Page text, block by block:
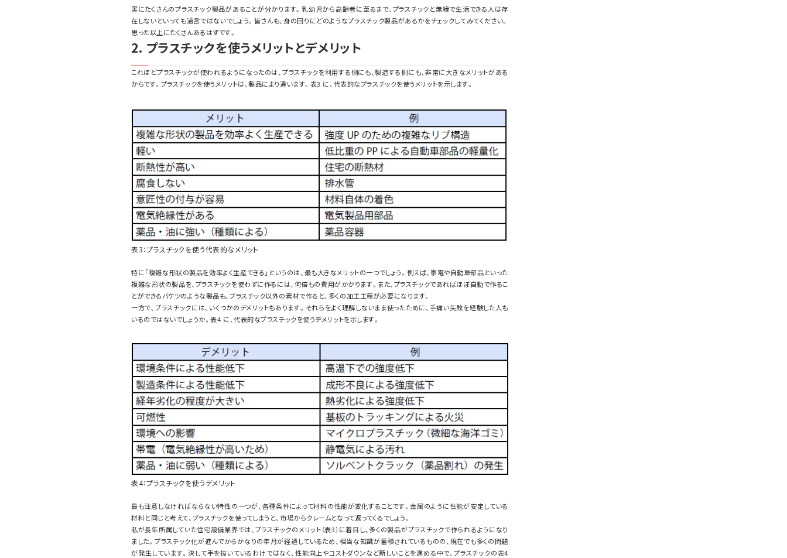
実にたくさんのプラスチック製品があることが分かります。乳幼児から高齢者に至るまで、プラスチックと無縁で生活できる人は存
在しないといっても過言ではないでしょう。皆さんも、身の回りにどのようなプラスチック製品があるかをチェックしてみてください。
思った以上にたくさんあるはずです。
2. プラスチックを使うメリットとデメリット
これほどプラスチックが使われるようになったのは、プラスチックを利用する側にも、製造する側にも、非常に大きなメリットがある
からです。プラスチックを使うメリットは、製品により違います。表3 に、代表的なプラスチックを使うメリットを示します。
表3：プラスチックを使う代表的なメリット
特に「複雑な形状の製品を効率よく生産できる」というのは、最も大きなメリットの一つでしょう。例えば、家電や自動車部品といった
複雑な形状の製品を、プラスチックを使わずに作るには、何倍もの費用がかかります。また、プラスチックであればほぼ自動で作るこ
とができるバケツのような製品も、プラスチック以外の素材で作ると、多くの加工工程が必要になります。
一方で、プラスチックには、いくつかのデメリットもあります。それらをよく理解しないまま使ったために、手痛い失敗を経験した人も
いるのではないでしょうか。表4 に、代表的なプラスチックを使うデメリットを示します。
表4：プラスチックを使うデメリット
最も注意しなければならない特性の一つが、各種条件によって材料の性能が変化することです。金属のように性能が安定している
材料と同じと考えて、プラスチックを使ってしまうと、市場からクレームとなって返ってくるでしょう。
私が長年所属していた住宅設備業界では、プラスチックのメリット（表3）に着目し、多くの製品がプラスチックで作られるようになり
ました。プラスチック化が進んでからかなりの年月が経過しているため、相当な知識が蓄積されているものの、現在でも多くの問題
が発生しています。決して手を抜いているわけではなく、性能向上やコストダウンなど新しいことを進める中で、プラスチックの表4